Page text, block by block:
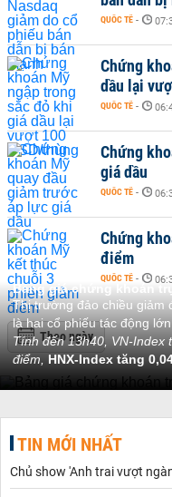
QUỐC TẾ -
Chứng
dầu lại
QUỐC TẾ -
Chứng
giá dầu
QUỐC TẾ -
Chứng
điểm
QUỐC TẾ -
Theo ngày
Bảng giá chứng khoán
Thị trường đảo chiều giảm
là hai cổ phiếu tác động
Tính đến 13h40, VN-Index
điểm, HNX-Index tăng
tăng 0,73% lên 63,27
HOSE và trong nhóm
tăng giá, 15 mã giảm giá
Tạm dừng phiên sáng,
914,56 điểm, HNX-Index
TIN MỚI NHẤT
Chủ show 'Anh trai vượt